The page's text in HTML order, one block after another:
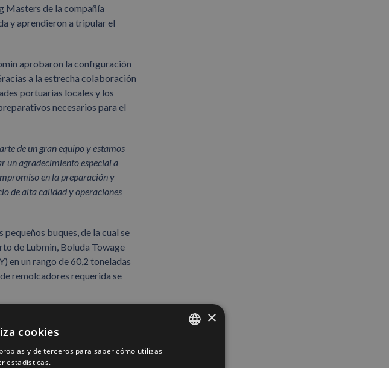
Masters de la compañía
y aprendieron a tripular el
aprobaron la configuración
a la estrecha colaboración
portuarias locales y los
necesarios para el
de un gran equipo y estamos
un agradecimiento especial a
en la preparación y
de alta calidad y operaciones
buques, de la cual se
de Lubmin, Boluda Towage
en un rango de 60,2 toneladas
remolcadores requerida se
×
cookies
propias y de terceros para saber cómo utilizas
estadísticas.